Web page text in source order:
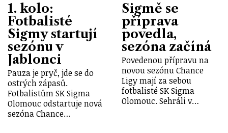
1. kolo:
Fotbalisté
Sigmy startují
sezónu v
Jablonci
Pauza je pryč, jde se do
ostrých zápasů.
Fotbalistům SK Sigma
Olomouc odstartuje nová
sezóna Chance…
Sigmě se
příprava
povedla,
sezóna začíná
Povedenou přípravu na
novou sezónu Chance
Ligy mají za sebou
fotbalisté SK Sigma
Olomouc. Sehráli v…